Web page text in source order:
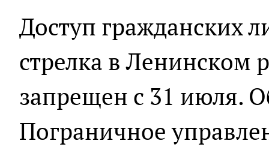
Доступ гражданских
стрелка в Ленинском
запрещен с 31 июля.
Пограничное